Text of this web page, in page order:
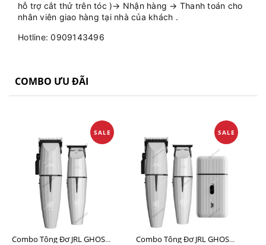
hỗ trợ cắt thử trên tóc )→ Nhận hàng → Thanh toán cho
nhân viên giao hàng tại nhà của khách .
Hotline: 0909143496
COMBO ƯU ĐÃI
SALE
Combo Tông Đơ JRL GHOST 1 Limited Edition Chính Hãng USA
SALE
Combo Tông Đơ JRL GHOST 2 Limited Edition Chính Hãng USA